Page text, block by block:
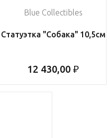
Blue Collectibles
Статуэтка "Собака" 10,5см
12 430,00 ₽